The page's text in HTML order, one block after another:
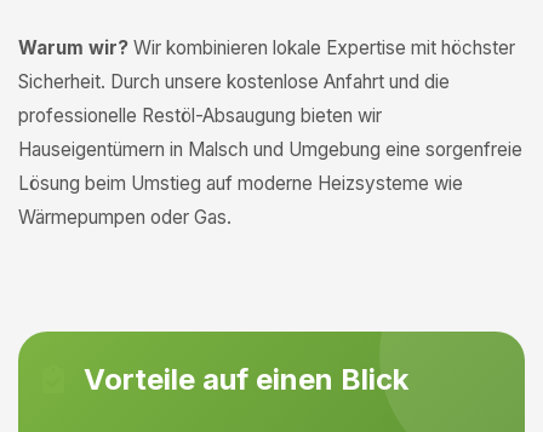
Warum wir? Wir kombinieren lokale Expertise mit höchster
Sicherheit. Durch unsere kostenlose Anfahrt und die
professionelle Restöl-Absaugung bieten wir
Hauseigentümern in Malsch und Umgebung eine sorgenfreie
Lösung beim Umstieg auf moderne Heizsysteme wie
Wärmepumpen oder Gas.
Vorteile auf einen Blick